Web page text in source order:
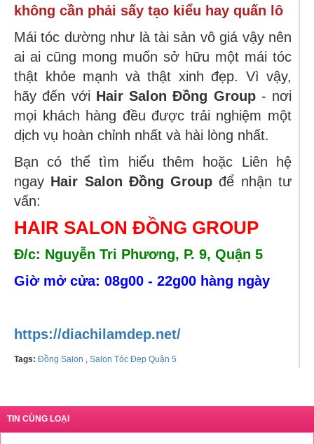
không cần phải sấy tạo kiểu hay quấn lô
Mái tóc dường như là tài sản vô giá vậy nên
ai ai cũng mong muốn sở hữu một mái tóc
thật khỏe mạnh và thật xinh đẹp. Vì vậy,
hãy đến với Hair Salon Đồng Group- nơi
mọi khách hàng đều được trải nghiệm một
dịch vụ hoàn chỉnh nhất và hài lòng nhất.
Bạn có thể tìm hiểu thêm hoặc Liên hệ
ngay Hair Salon Đồng Group để nhận tư
vấn:
HAIR SALON ĐỒNG GROUP
Đ/c: Nguyễn Tri Phương, P. 9, Quận 5
Giờ mở cửa: 08g00 - 22g00 hàng ngày
https://diachilamdep.net/
Tags: Đồng Salon , Salon Tóc Đẹp Quận 5
TIN CÙNG LOẠI